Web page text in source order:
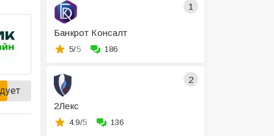
1
Банкрот Консалт
5/5 186
2
2Лекс
4.9/5 136